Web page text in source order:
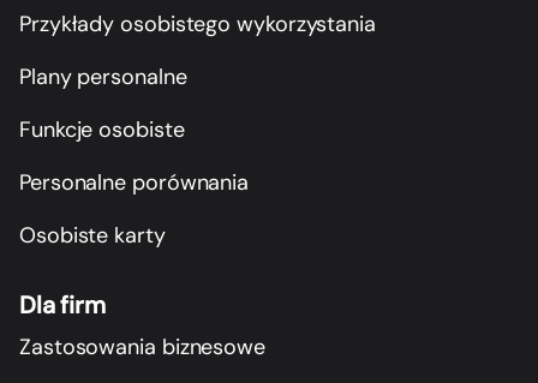
Przykłady osobistego wykorzystania
Plany personalne
Funkcje osobiste
Personalne porównania
Osobiste karty
Dla firm
Zastosowania biznesowe